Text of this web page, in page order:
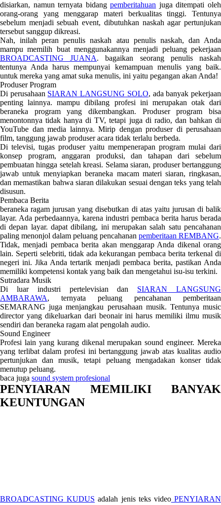
disiarkan, namun ternyata bidangpemberitahuan juga ditempati oleh
orang-orang yang menggarap materi berkualitas tinggi. Tentunya
sebelum menjadi sebuah event, dibutuhkan naskah agar pertunjukan
tersebut sanggup dikreasi.
Nah, inilah peran penulis naskah atau penulis naskah, dan Anda
mampu memilih buat menggunakannya menjadi peluang pekerjaan
BROADCASTING JUANA. bagaikan seorang penulis naskah
tentunya Anda harus mempunyai kemampuan menulis yang baik.
untuk mereka yang amat suka menulis, ini yaitu pegangan akan Anda!
Produser Program
Di perusahaan SIARAN LANGSUNG SOLO, ada banyak pekerjaan
penting lainnya. mampu dibilang profesi ini merupakan otak dari
beraneka program yang dikembangkan. Produser program bisa
menontonnya tidak hanya di TV, tetapi juga di radio, dan bahkan di
YouTube dan media lainnya. Mirip dengan produser di perusahaan
film, tanggung jawab produser acara tidak terlalu berbeda.
Di televisi, tugas produser yaitu mempenerapan program mulai dari
konsep program, anggaran produksi, dan tahapan dari sebelum
pembuatan hingga setelah kreasi. Selama siaran, produser bertanggung
jawab untuk menyiapkan beraneka macam materi siaran, ringkasan,
dan memastikan bahwa siaran dilakukan sesuai dengan teks yang telah
disusun.
Pembaca Berita
beraneka ragam jurusan yang disebutkan di atas yaitu jurusan di balik
layar. Ada perbedaannya, karena industri pembaca berita harus berada
di depan layar. dapat dibilang, ini merupakan salah satu pencahanan
paling menonjol dalam peluang pencahanan pemberitaan REMBANG.
Tidak, menjadi pembaca berita akan menggarap Anda dikenal orang
lain. Seperti selebriti, tidak ada kekurangan pembaca berita terkenal di
negeri ini. Jika Anda tertarik menjadi pembaca berita, pastikan Anda
memiliki kompetensi kontak yang baik dan mengetahui isu-isu terkini.
Sutradara Musik
Di luar industri pertelevisian dan SIARAN LANGSUNG
AMBARAWA, ternyata peluang pencahanan pemberitaan
SEMARANG juga menjangkau perusahaan musik. Tentunya music
director yang dikeluarkan dari beonair ini harus memiliki ilmu musik
sendiri dan beraneka ragam alat pengolah audio.
Sound Engineer
Profesi lain yang kurang dikenal merupakan sound engineer. Mereka
yang terlibat dalam profesi ini bertanggung jawab atas kualitas audio
pertunjukan dan musik, tetapi peluang mengadakan konser tidak
menutup peluang.
baca juga sound system profesional
PENYIARAN MEMILIKI BANYAK
KEUNTUNGAN
BROADCASTING KUDUS adalah jenis teks videoPENYIARAN